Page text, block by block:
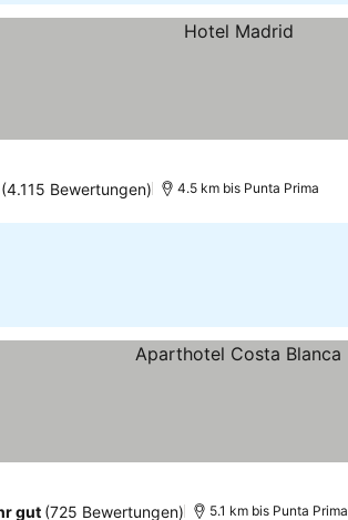
(4.115 Bewertungen) 4.5 km bis Punta Prima
gut (725 Bewertungen) 5.1 km bis Punta Prima